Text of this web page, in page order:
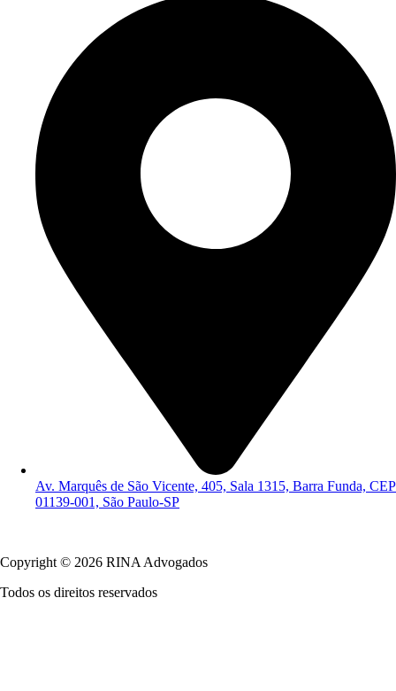
Av. Marquês de São Vicente, 405, Sala 1315, Barra Funda, CEP
01139-001, São Paulo-SP
Copyright © 2026 RINA Advogados
Todos os direitos reservados